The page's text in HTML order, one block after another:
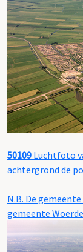
50109 Luchtfoto
achtergrond de
N.B. De
gemeente